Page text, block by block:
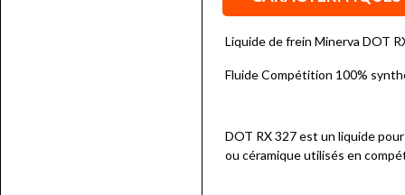
Liquide de frein Minerva DOT
Fluide Compétition 100%
DOT RX 327 est un liquide
ou céramique utilisés en